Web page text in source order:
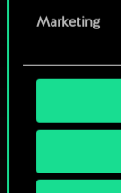
Marketing